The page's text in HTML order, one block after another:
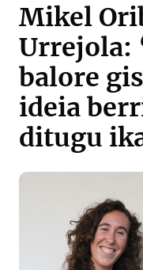
Mikel
Urrejola:
balore
ideia
ditugu